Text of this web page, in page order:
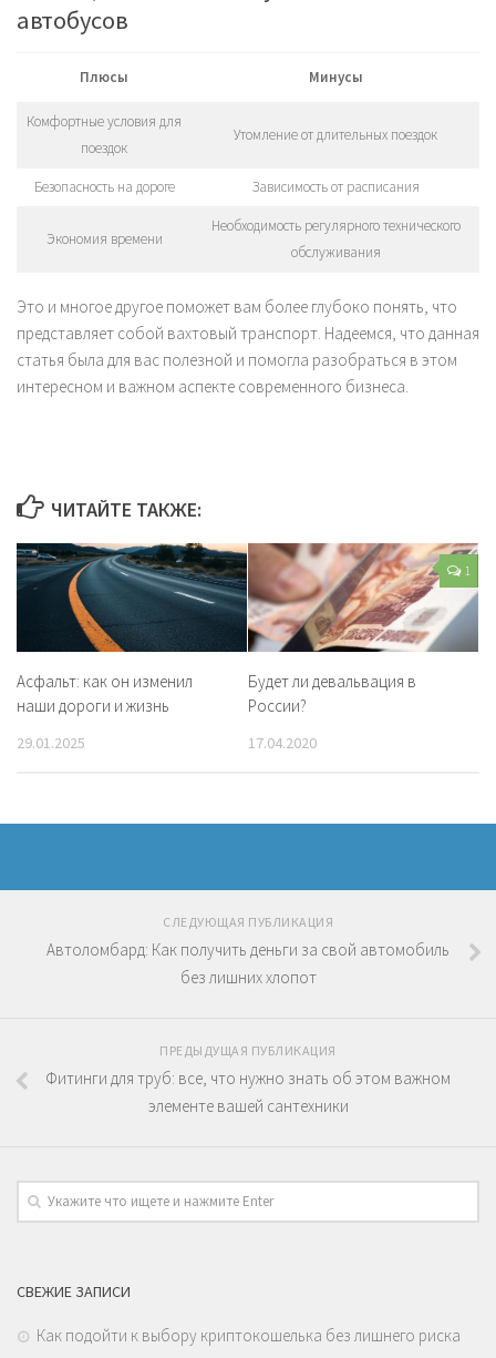
автобусов
Плюсы Минусы
Комфортные условия для
поездок
Утомление от длительных поездок
Безопасность на дороге Зависимость от расписания
Экономия времени
Необходимость регулярного технического
обслуживания
Это и многое другое поможет вам более глубоко понять, что
представляет собой вахтовый транспорт. Надеемся, что данная
статья была для вас полезной и помогла разобраться в этом
интересном и важном аспекте современного бизнеса.
ЧИТАЙТЕ ТАКЖЕ:
Асфальт: как он изменил
наши дороги и жизнь
29.01.2025
1
Будет ли девальвация в
России?
17.04.2020
СЛЕДУЮЩАЯ ПУБЛИКАЦИЯ
Автоломбард: Как получить деньги за свой автомобиль
без лишних хлопот
ПРЕДЫДУЩАЯ ПУБЛИКАЦИЯ
Фитинги для труб: все, что нужно знать об этом важном
элементе вашей сантехники
СВЕЖИЕ ЗАПИСИ
Как подойти к выбору криптокошелька без лишнего риска